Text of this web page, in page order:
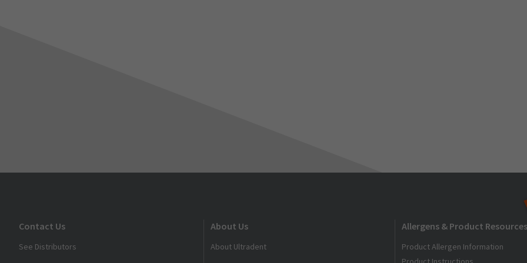
Contact Us
See Distributors
About Us
About Ultradent
Allergens & Product
Product Allergen Information